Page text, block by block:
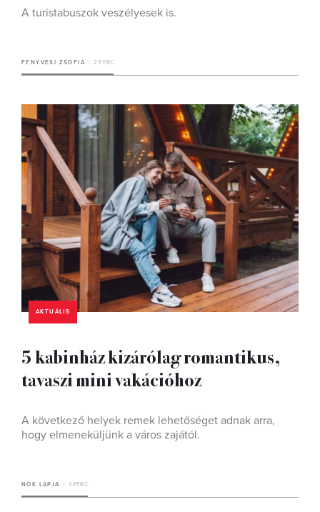
A turistabuszok veszélyesek is.
FENYVESI ZSÓFIA 2 PERC
AKTUÁLIS
5 kabinház kizárólag romantikus,
tavaszi mini vakációhoz
A következő helyek remek lehetőséget adnak arra,
hogy elmeneküljünk a város zajától.
NŐK LAPJA 4 PERC